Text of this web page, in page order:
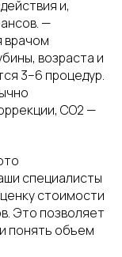
и,
—
врачом
возраста и
3–6 процедур.
CO2 —
специалисты
стоимости
Это позволяет
понять объем